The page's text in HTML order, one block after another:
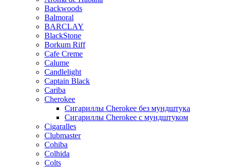
Backwoods
Balmoral
BARCLAY
BlackStone
Borkum Riff
Cafe Creme
Calume
Candlelight
Captain Black
Cariba
Cherokee
Сигариллы Cherokee без мундштука
Сигариллы Cherokee с мундштуком
Cigaralles
Clubmaster
Cohiba
Colhida
Colts